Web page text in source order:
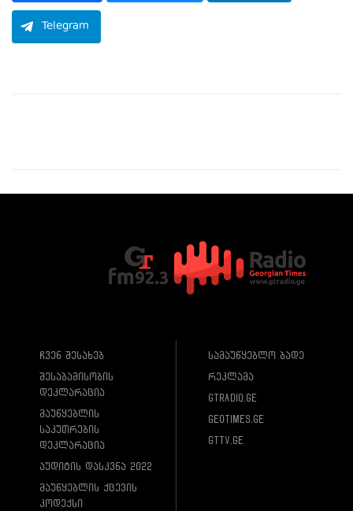
Telegram
ჩვენ შესახებ
შესაბამისობის
დეკლარაცია
მაუწყებლის
საკუთრების
დეკლარაცია
აუდიტის დასკვნა 2022
მაუწყებლის ქცევის
კოდექსი
სამაუწყებლო ბადე
რეკლამა
gtradio.ge
geotimes.ge
gttv.ge